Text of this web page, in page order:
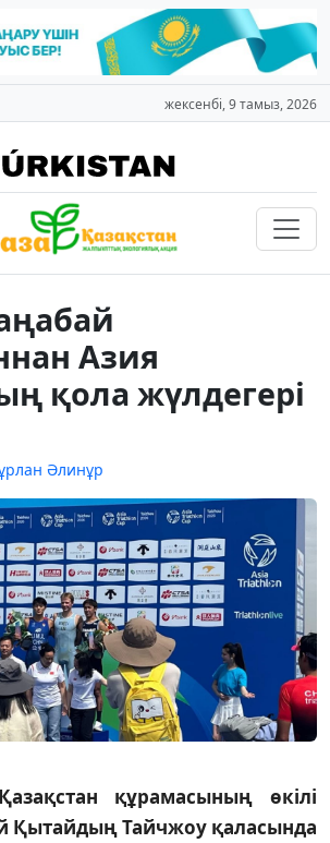
жексенбі, 9 тамыз, 2026
Азия
қола жүлдегері
Әлинұр
құрамасының өкілі
Қытайдың Тайчжоу қаласында